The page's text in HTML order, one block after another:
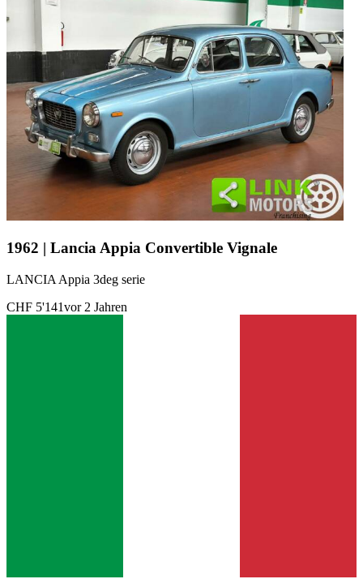
1962 | Lancia Appia Convertible Vignale
LANCIA Appia 3deg serie
CHF 5'141vor 2 Jahren